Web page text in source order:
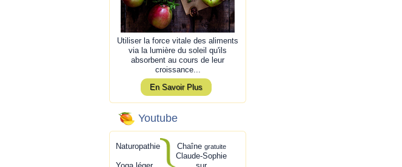
Utiliser la force vitale des aliments
via la lumière du soleil qu'ils
absorbent au cours de leur
croissance...
En Savoir Plus
Youtube
Naturopathie Chaîne gratuite
Claude-Sophie